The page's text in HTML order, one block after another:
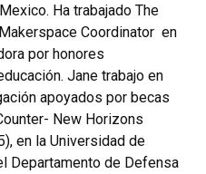
Ha trabajado The
Coordinator en
por honores
Jane trabajo en
apoyados por becas
New Horizons
en la Universidad de
Departamento de Defensa